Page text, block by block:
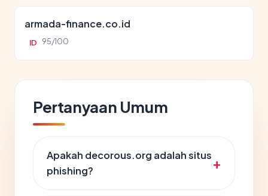
armada-finance.co.id
ID 95/100
Pertanyaan Umum
Apakah decorous.org adalah situs
phishing?